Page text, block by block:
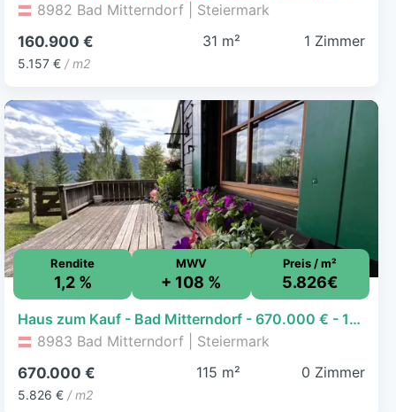
8982 Bad Mitterndorf | Steiermark
160.900 €
5.157 € / m2
31 m² 1 Zimmer
Rendite
1,2 %
MWV
+ 108 %
Preis / m²
5.826€
Haus zum Kauf - Bad Mitterndorf - 670.000 € - 115 m², 3.556 m² Grundstück
8983 Bad Mitterndorf | Steiermark
670.000 €
5.826 € / m2
115 m² 0 Zimmer